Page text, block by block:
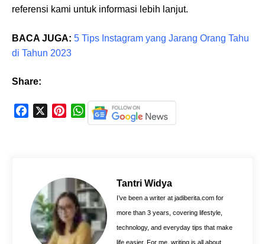
referensi kami untuk informasi lebih lanjut.
BACA JUGA: 5 Tips Instagram yang Jarang Orang Tahu
di Tahun 2023
Share:
k
e
s
t
W
h
A
p
p
Tantri Widya
I’ve been a writer at jadiberita.com for
more than 3 years, covering lifestyle,
technology, and everyday tips that make
life easier. For me, writing is all about